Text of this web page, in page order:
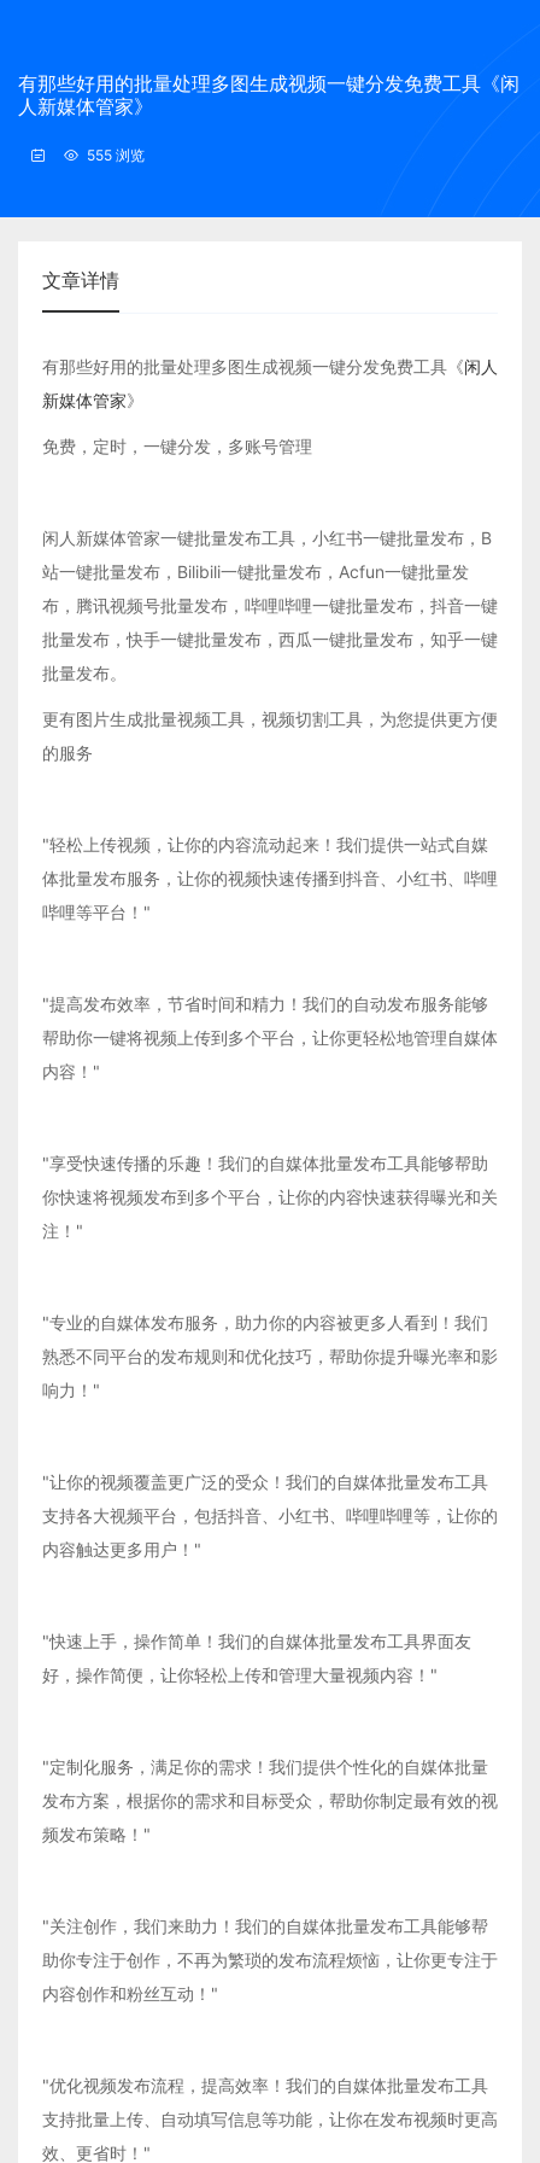
有那些好用的批量处理多图生成视频一键分发免费工具《闲
人新媒体管家》
555 浏览
文章详情
有那些好用的批量处理多图生成视频一键分发免费工具《闲人
新媒体管家》
免费，定时，一键分发，多账号管理
闲人新媒体管家一键批量发布工具，小红书一键批量发布，B
站一键批量发布，Bilibili一键批量发布，Acfun一键批量发
布，腾讯视频号批量发布，哔哩哔哩一键批量发布，抖音一键
批量发布，快手一键批量发布，西瓜一键批量发布，知乎一键
批量发布。
更有图片生成批量视频工具，视频切割工具，为您提供更方便
的服务
"轻松上传视频，让你的内容流动起来！我们提供一站式自媒
体批量发布服务，让你的视频快速传播到抖音、小红书、哔哩
哔哩等平台！"
"提高发布效率，节省时间和精力！我们的自动发布服务能够
帮助你一键将视频上传到多个平台，让你更轻松地管理自媒体
内容！"
"享受快速传播的乐趣！我们的自媒体批量发布工具能够帮助
你快速将视频发布到多个平台，让你的内容快速获得曝光和关
注！"
"专业的自媒体发布服务，助力你的内容被更多人看到！我们
熟悉不同平台的发布规则和优化技巧，帮助你提升曝光率和影
响力！"
"让你的视频覆盖更广泛的受众！我们的自媒体批量发布工具
支持各大视频平台，包括抖音、小红书、哔哩哔哩等，让你的
内容触达更多用户！"
"快速上手，操作简单！我们的自媒体批量发布工具界面友
好，操作简便，让你轻松上传和管理大量视频内容！"
"定制化服务，满足你的需求！我们提供个性化的自媒体批量
发布方案，根据你的需求和目标受众，帮助你制定最有效的视
频发布策略！"
"关注创作，我们来助力！我们的自媒体批量发布工具能够帮
助你专注于创作，不再为繁琐的发布流程烦恼，让你更专注于
内容创作和粉丝互动！"
"优化视频发布流程，提高效率！我们的自媒体批量发布工具
支持批量上传、自动填写信息等功能，让你在发布视频时更高
效、更省时！"